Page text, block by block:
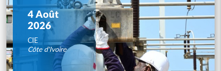
4 Août
2026
CIE
Côte d'Ivoire